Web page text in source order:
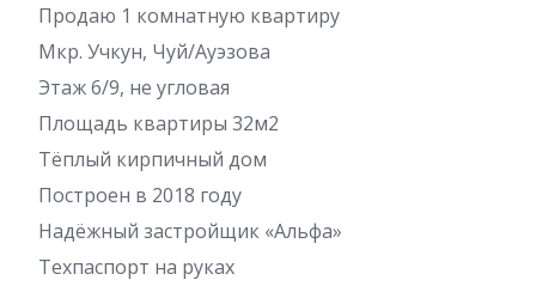
Продаю 1 комнатную квартиру
Мкр. Учкун, Чуй/Ауэзова
Этаж 6/9, не угловая
Площадь квартиры 32м2
Тёплый кирпичный дом
Построен в 2018 году
Надёжный застройщик «Альфа»
Техпаспорт на руках